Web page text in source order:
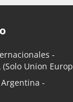
-
(Solo Union
-